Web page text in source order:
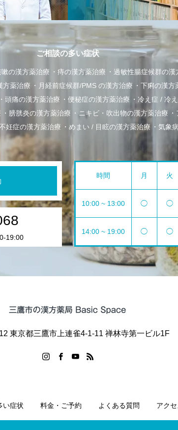
ご相談の多い症状
嗽の漢方薬治療 痔の漢方薬治療
過敏性腸症候群の漢
方薬治療 月経前症候群/PMS の漢方治療
下痢の漢方
頭痛の漢方薬治療 便秘症の漢方薬治療
冷え症 / 冷
膀胱炎の漢方薬治療 ニキビ・吹出物の漢方薬治療
妊症の漢方薬治療 めまい / 目眩の漢方薬治療 気象
19:00
時間 月 火
10:00 ~ 13:00 ◯ ◯
14:00 ~ 19:00 ◯ ◯
東京都三鷹市上連雀4-1-11 禅林寺第一ビル1F
い症状 料金・ご予約 よくある質問 アク